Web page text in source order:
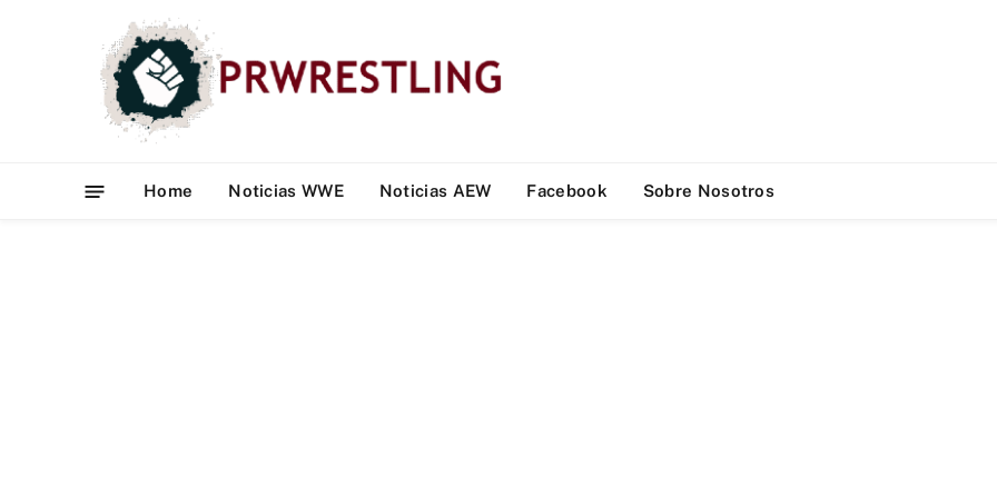
Home Noticias WWE Noticias AEW Facebook Sobre Nosotros